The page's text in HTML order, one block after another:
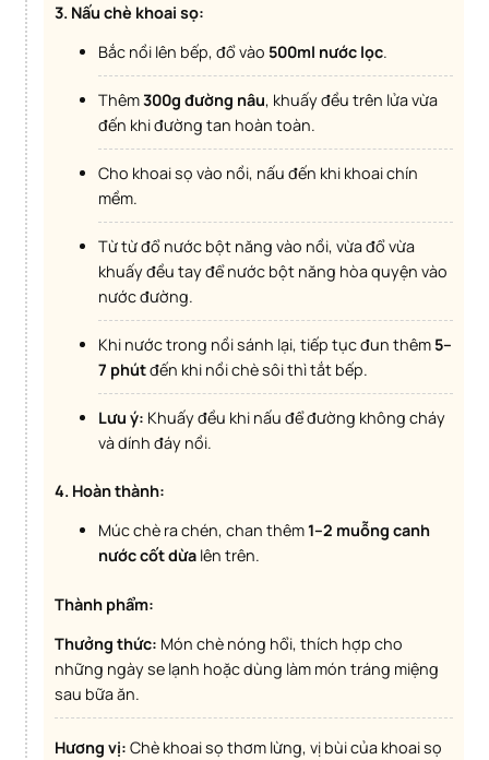
3. Nấu chè khoai sọ:
Bắc nồi lên bếp, đổ vào 500ml nước lọc.
Thêm300g đường nâu, khuấy đều trên lửa vừa
đến khi đường tan hoàn toàn.
Cho khoai sọ vào nồi, nấu đến khi khoai chín
mềm.
Từ từ đổ nước bột năng vào nồi, vừa đổ vừa
khuấy đều tay để nước bột năng hòa quyện vào
nước đường.
Khi nước trong nồi sánh lại, tiếp tục đun thêm 5–
7 phútđến khi nồi chè sôi thì tắt bếp.
Lưu ý: Khuấy đều khi nấu để đường không cháy
và dính đáy nồi.
4. Hoàn thành:
Múc chè ra chén, chan thêm1–2 muỗng canh
nước cốt dừa lên trên.
Thành phẩm:
Thưởng thức: Món chè nóng hổi, thích hợp cho
những ngày se lạnh hoặc dùng làm món tráng miệng
sau bữa ăn.
Hương vị: Chè khoai sọ thơm lừng, vị bùi của khoai sọ